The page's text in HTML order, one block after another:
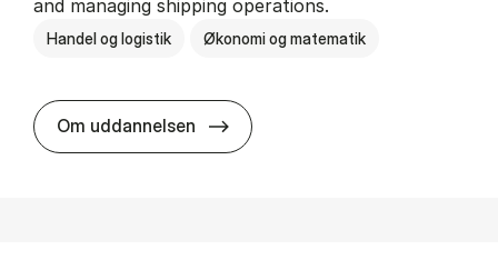
and managing shipping operations.
Handel og logistik Økonomi og matematik
Om uddannelsen BSc in In­ter­na­tion­al Ship­ping